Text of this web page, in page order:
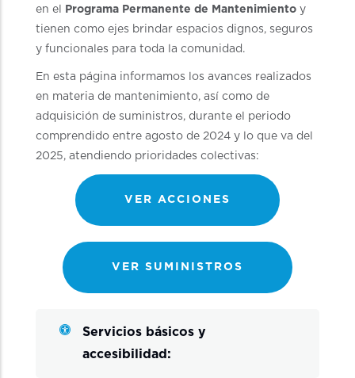
en el
Programa Permanente de Mantenimiento y
tienen como ejes brindar espacios dignos, seguros
y funcionales para toda la comunidad.
En esta página informamos los avances realizados
en materia de mantenimiento, así como de
adquisición de suministros, durante el periodo
comprendido entre agosto de 2024 y lo que va del
2025, atendiendo prioridades colectivas:
VER ACCIONES
VER SUMINISTROS
Servicios básicos y
accesibilidad: